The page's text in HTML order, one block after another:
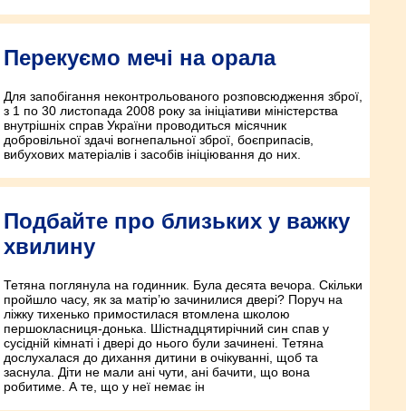
Перекуємо мечі на орала
Для запобігання неконтрольованого розповсюдження зброї,
з 1 по 30 листопада 2008 року за ініціативи міністерства
внутрішніх справ України проводиться місячник
добровільної здачі вогнепальної зброї, боєприпасів,
вибухових матеріалів і засобів ініціювання до них.
Подбайте про близьких у важку
хвилину
Тетяна поглянула на годинник. Була десята вечора. Скільки
пройшло часу, як за матір’ю зачинилися двері? Поруч на
ліжку тихенько примостилася втомлена школою
першокласниця-донька. Шістнадцятирічний син спав у
сусідній кімнаті і двері до нього були зачинені. Тетяна
дослухалася до дихання дитини в очікуванні, щоб та
заснула. Діти не мали ані чути, ані бачити, що вона
робитиме. А те, що у неї немає ін